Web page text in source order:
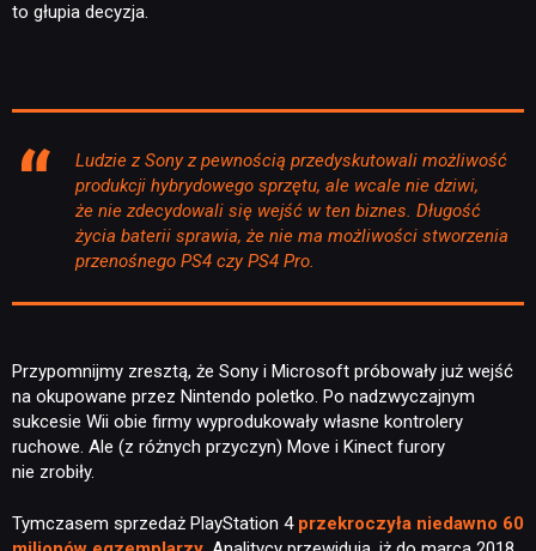
to głupia decyzja.
Ludzie z Sony z pewnością przedyskutowali możliwość
produkcji hybrydowego sprzętu, ale wcale nie dziwi,
że nie zdecydowali się wejść w ten biznes. Długość
życia baterii sprawia, że nie ma możliwości stworzenia
przenośnego PS4 czy PS4 Pro.
Przypomnijmy zresztą, że Sony i Microsoft próbowały już wejść
na okupowane przez Nintendo poletko. Po nadzwyczajnym
sukcesie Wii obie firmy wyprodukowały własne kontrolery
ruchowe. Ale (z różnych przyczyn) Move i Kinect furory
nie zrobiły.
Tymczasem sprzedaż PlayStation 4 przekroczyła niedawno 60